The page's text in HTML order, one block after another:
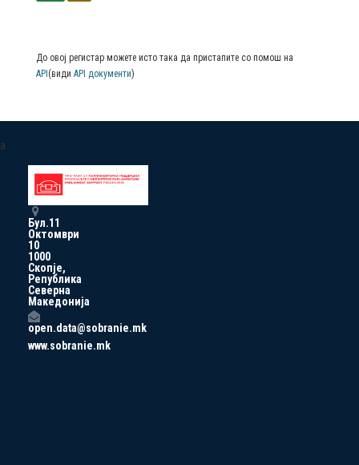
До овој регистар можете исто така да пристапите со помош на
API (види API документи)
a
Бул.11
Октомври
10
1000
Скопје,
Република
Северна
Македонија
open.data@sobranie.mk
www.sobranie.mk